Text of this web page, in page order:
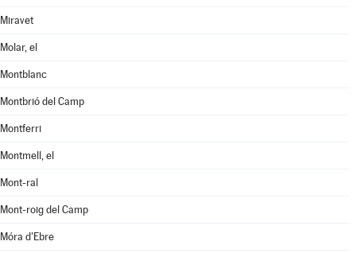
Miravet
Molar, el
Montblanc
Montbrió del Camp
Montferri
Montmell, el
Mont-ral
Mont-roig del Camp
Móra d'Ebre